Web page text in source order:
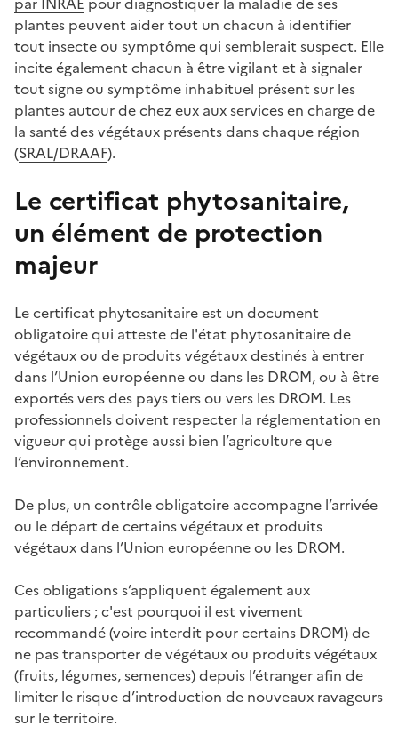
plantes peuvent aider tout un chacun à identifier
tout insecte ou symptôme qui semblerait suspect. Elle
incite également chacun à être vigilant et à signaler
tout signe ou symptôme inhabituel présent sur les
plantes autour de chez eux aux services en charge de
la santé des végétaux présents dans chaque région
(SRAL/DRAAF).
Le certificat phytosanitaire,
un élément de protection
majeur
Le certificat phytosanitaire est un document
obligatoire qui atteste de l'état phytosanitaire de
végétaux ou de produits végétaux destinés à entrer
dans l’Union européenne ou dans les DROM, ou à être
exportés vers des pays tiers ou vers les DROM. Les
professionnels doivent respecter la réglementation en
vigueur qui protège aussi bien l’agriculture que
l’environnement.
De plus, un contrôle obligatoire accompagne l’arrivée
ou le départ de certains végétaux et produits
végétaux dans l’Union européenne ou les DROM.
Ces obligations s’appliquent également aux
particuliers ; c'est pourquoi il est vivement
recommandé (voire interdit pour certains DROM) de
ne pas transporter de végétaux ou produits végétaux
(fruits, légumes, semences) depuis l’étranger afin de
limiter le risque d’introduction de nouveaux ravageurs
sur le territoire.